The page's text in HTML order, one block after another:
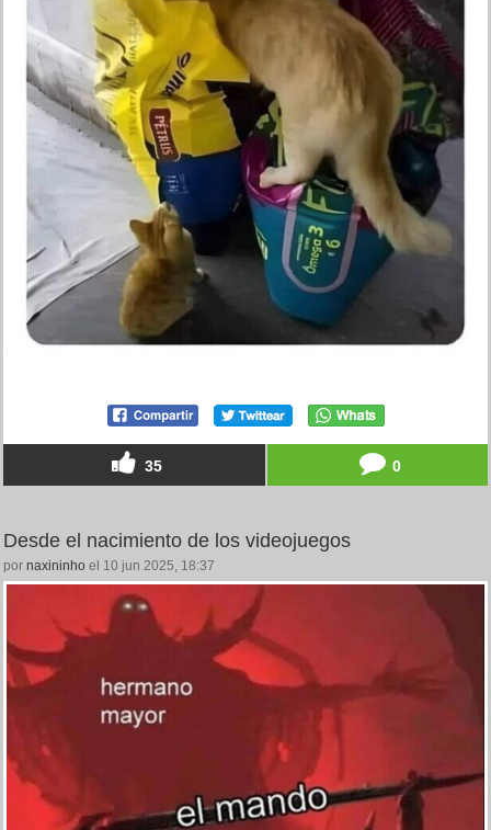
35 0
Desde el nacimiento de los videojuegos
por naxininho el 10 jun 2025, 18:37